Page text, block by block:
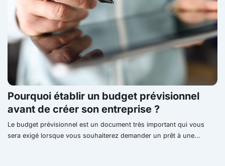
Pourquoi établir un budget prévisionnel
avant de créer son entreprise ?
Le budget prévisionnel est un document très important qui vous
sera exigé lorsque vous souhaiterez demander un prêt à une...